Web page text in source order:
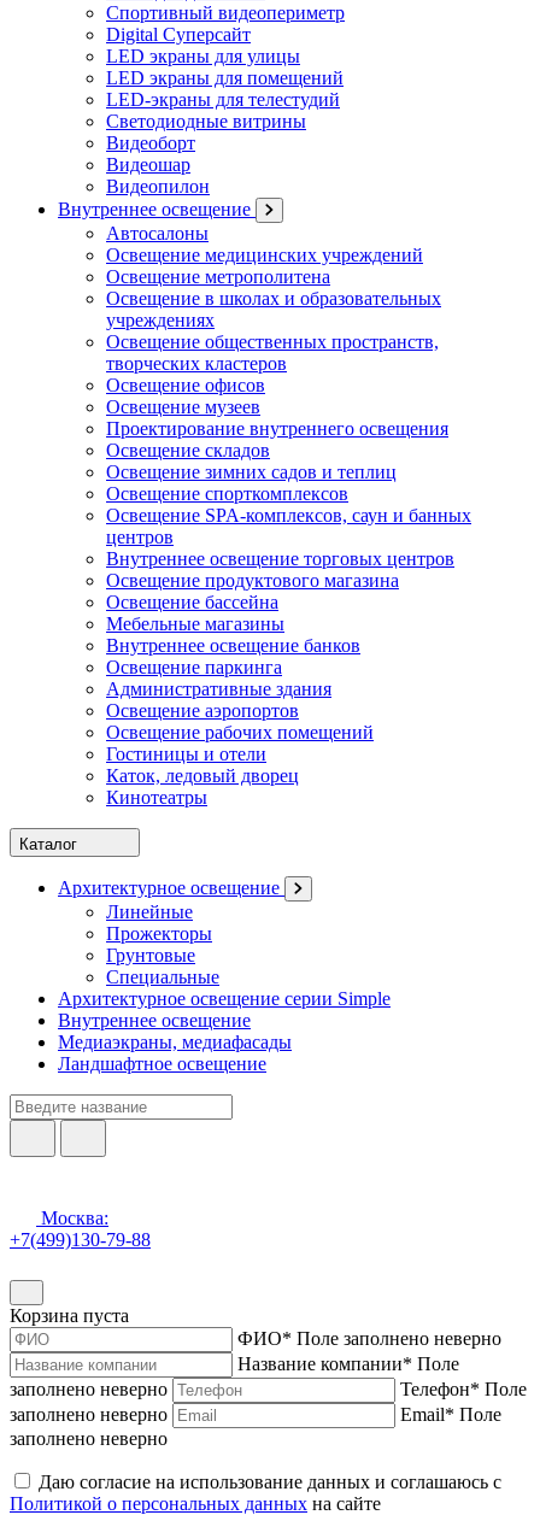
Спортивный видеопериметр
Digital Суперсайт
LED экраны для улицы
LED экраны для помещений
LED-экраны для телестудий
Светодиодные витрины
Видеоборт
Видеошар
Видеопилон
Внутреннее освещение
Автосалоны
Освещение медицинских учреждений
Освещение метрополитена
Освещение в школах и образовательных
учреждениях
Освещение общественных пространств,
творческих кластеров
Освещение офисов
Освещение музеев
Проектирование внутреннего освещения
Освещение складов
Освещение зимних садов и теплиц
Освещение спорткомплексов
Освещение SPA-комплексов, саун и банных
центров
Внутреннее освещение торговых центров
Освещение продуктового магазина
Освещение бассейна
Мебельные магазины
Внутреннее освещение банков
Освещение паркинга
Административные здания
Освещение аэропортов
Освещение рабочих помещений
Гостиницы и отели
Каток, ледовый дворец
Кинотеатры
Каталог
Архитектурное освещение
Линейные
Прожекторы
Грунтовые
Специальные
Архитектурное освещение серии Simple
Внутреннее освещение
Медиаэкраны, медиафасады
Ландшафтное освещение
Москва:
+7(499)130-79-88
Корзина пуста
ФИО* Поле заполнено неверно
Название компании* Поле
заполнено неверно
Телефон* Поле
заполнено неверно
Email* Поле
заполнено неверно
Даю согласие на использование данных и соглашаюсь с
Политикой о персональных данных на сайте